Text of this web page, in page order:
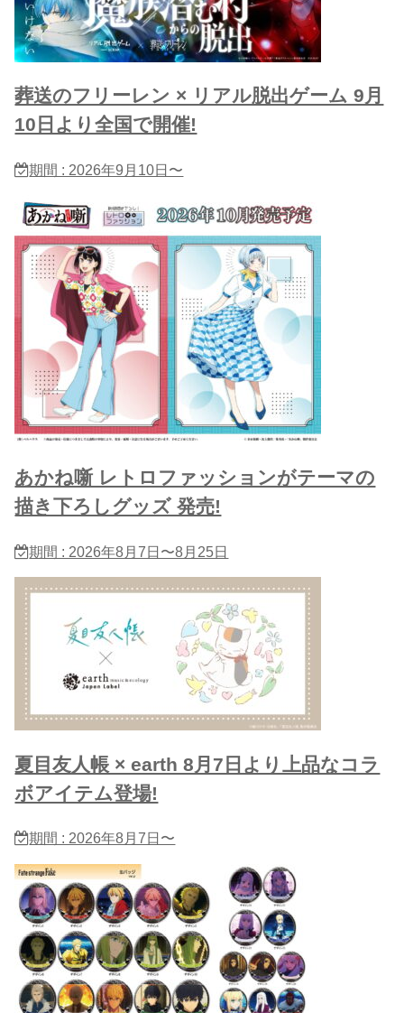
葬送のフリーレン × リアル脱出ゲーム 9月
10日より全国で開催!
期間 : 2026年9月10日〜
あかね噺 レトロファッションがテーマの
描き下ろしグッズ 発売!
期間 : 2026年8月7日〜8月25日
夏目友人帳 × earth 8月7日より上品なコラ
ボアイテム登場!
期間 : 2026年8月7日〜